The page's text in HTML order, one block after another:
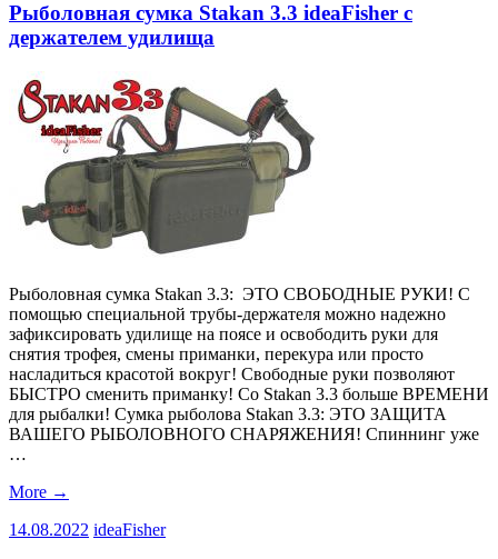
Рыболовная сумка Stakan 3.3 ideaFisher с
держателем удилища
Рыболовная сумка Stakan 3.3: ЭТО СВОБОДНЫЕ РУКИ! С
помощью специальной трубы-держателя можно надежно
зафиксировать удилище на поясе и освободить руки для
снятия трофея, смены приманки, перекура или просто
насладиться красотой вокруг! Свободные руки позволяют
БЫСТРО сменить приманку! Со Stakan 3.3 больше ВРЕМЕНИ
для рыбалки! Сумка рыболова Stakan 3.3: ЭТО ЗАЩИТА
ВАШЕГО РЫБОЛОВНОГО СНАРЯЖЕНИЯ! Спиннинг уже
…
More →
14.08.2022 ideaFisher